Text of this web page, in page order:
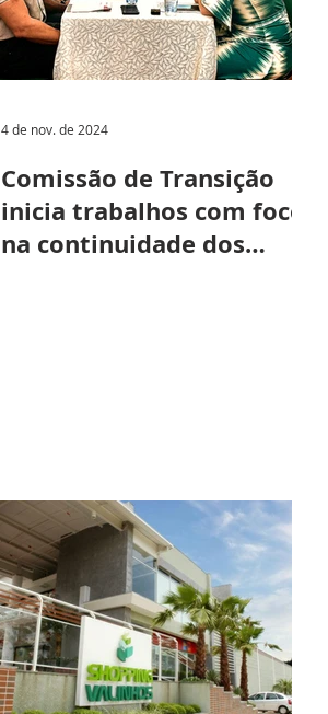
Comissão de Transição
inicia trabalhos com foco
na continuidade dos
4 de nov. de 2024